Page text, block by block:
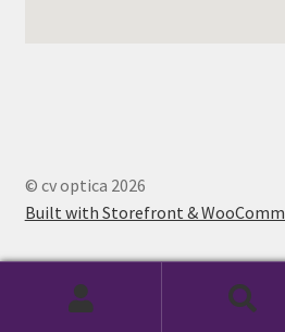
© cv optica 2026
Built with Storefront &